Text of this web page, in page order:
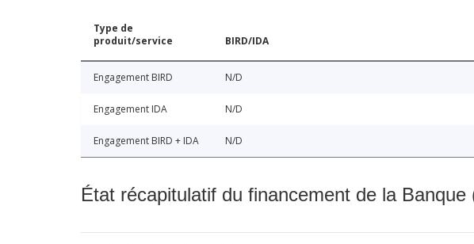
Type de
produit/service
BIRD/IDA
Engagement BIRD N/D
Engagement IDA N/D
Engagement BIRD + IDA N/D
État récapitulatif du financement de la